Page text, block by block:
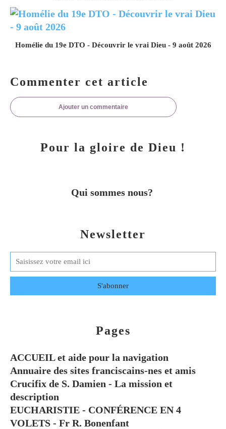
Homélie du 19e DTO - Découvrir le vrai Dieu - 9 août 2026
Commenter cet article
Ajouter un commentaire
Newsletter
Pages
ACCUEIL et aide pour la navigation
Annuaire des sites franciscains-nes et amis
Crucifix de S. Damien - La mission et
description
EUCHARISTIE - CONFÉRENCE EN 4
VOLETS - Fr R. Bonenfant
Pour la gloire de Dieu !
Qui sommes nous?